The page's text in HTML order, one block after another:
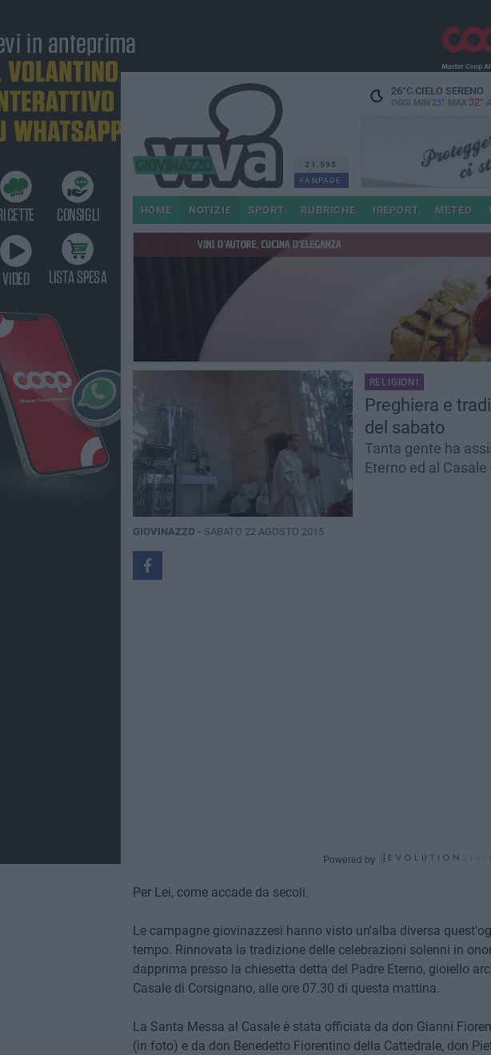
21.595
FANPAGE
26°CCIELO SERENO
OGGI MIN 23° MAX 32° A
HOME NOTIZIE SPORT RUBRICHE IREPORT METEO
RELIGIONI
Preghiera e
del sabato
Tanta gente ha
Eterno ed al
GIOVINAZZO - SABATO 22 AGOSTO 2015
Powered by
Per Lei, come accade da secoli.
Le campagne giovinazzesi hanno visto un'alba diversa
tempo. Rinnovata la tradizione delle celebrazioni solenni in
dapprima presso la chiesetta detta del Padre Eterno, gioiello
Casale di Corsignano, alle ore 07.30 di questa mattina.
La Santa Messa al Casale è stata officiata da don Gianni
(in foto) e da don Benedetto Fiorentino della Cattedrale, don